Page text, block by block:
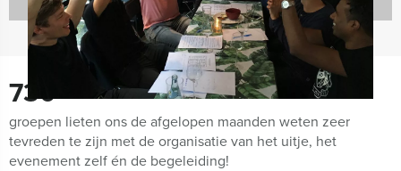
730
groepen lieten ons de afgelopen maanden weten zeer
tevreden te zijn met de organisatie van het uitje, het
evenement zelf én de begeleiding!